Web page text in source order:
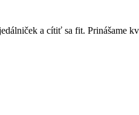
a cítiť sa fit. Prinášame